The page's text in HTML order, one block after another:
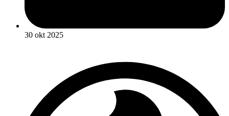
30 okt 2025